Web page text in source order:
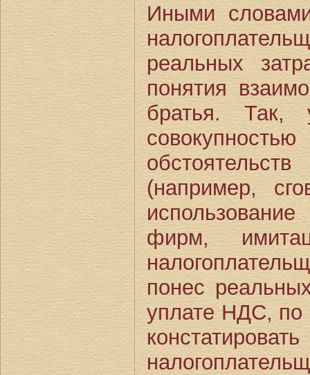
Иными
реальных
понятия
братья. Так,
(например,
фирм,
понес
уплате НДС,